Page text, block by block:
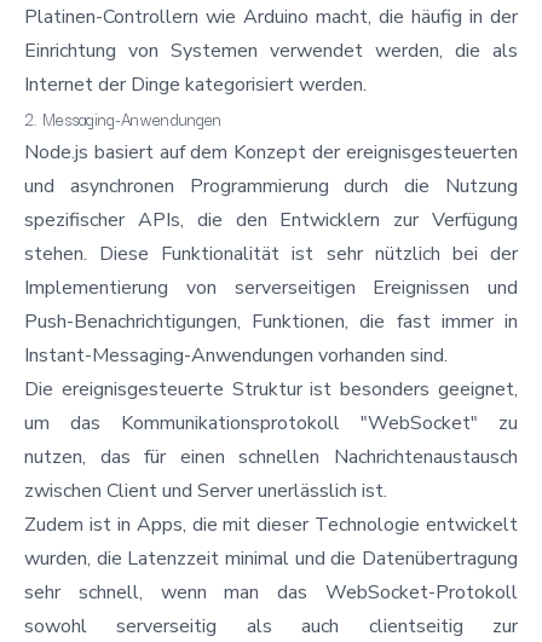
Platinen-Controllern wie Arduino macht, die häufig in der
Einrichtung von Systemen verwendet werden, die als
Internet der Dinge kategorisiert werden.
2. Messaging-Anwendungen
Node.js basiert auf dem Konzept der ereignisgesteuerten
und asynchronen Programmierung durch die Nutzung
spezifischer APIs, die den Entwicklern zur Verfügung
stehen. Diese Funktionalität ist sehr nützlich bei der
Implementierung von serverseitigen Ereignissen und
Push-Benachrichtigungen, Funktionen, die fast immer in
Instant-Messaging-Anwendungen vorhanden sind.
Die ereignisgesteuerte Struktur ist besonders geeignet,
um das Kommunikationsprotokoll "WebSocket" zu
nutzen, das für einen schnellen Nachrichtenaustausch
zwischen Client und Server unerlässlich ist.
Zudem ist in Apps, die mit dieser Technologie entwickelt
wurden, die Latenzzeit minimal und die Datenübertragung
sehr schnell, wenn man das WebSocket-Protokoll
sowohl serverseitig als auch clientseitig zur